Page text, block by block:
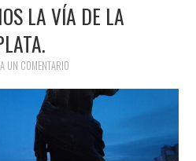
LA VÍA DE LA
UN COMENTARIO